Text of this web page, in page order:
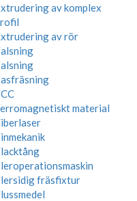
av komplex
av rör
material
fräsfixtur